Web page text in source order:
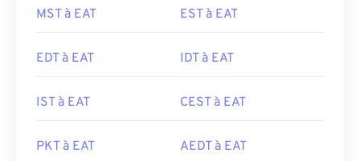
MST à EAT EST à EAT
EDT à EAT IDT à EAT
IST à EAT CEST à EAT
PKT à EAT AEDT à EAT